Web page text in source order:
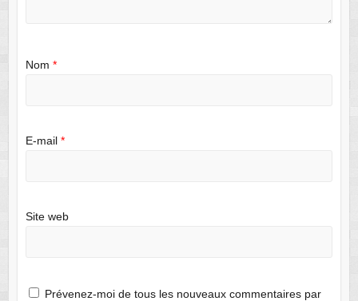
Nom *
E-mail *
Site web
Prévenez-moi de tous les nouveaux commentaires par